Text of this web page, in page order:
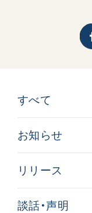
すべて
お知らせ
リリース
談話・声明